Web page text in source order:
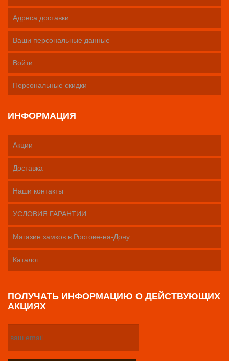
Адреса доставки
Ваши персональные данные
Войти
Персональные скидки
ИНФОРМАЦИЯ
Акции
Доставка
Наши контакты
УСЛОВИЯ ГАРАНТИИ
Магазин замков в Ростове-на-Дону
Каталог
ПОЛУЧАТЬ ИНФОРМАЦИЮ О ДЕЙСТВУЮЩИХ
АКЦИЯХ